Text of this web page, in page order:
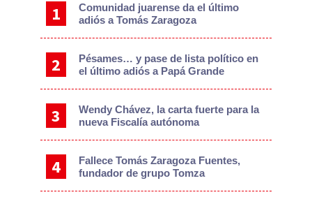
Comunidad juarense da el último
adiós a Tomás Zaragoza
Pésames… y pase de lista político en
el último adiós a Papá Grande
Wendy Chávez, la carta fuerte para la
nueva Fiscalía autónoma
Fallece Tomás Zaragoza Fuentes,
fundador de grupo Tomza